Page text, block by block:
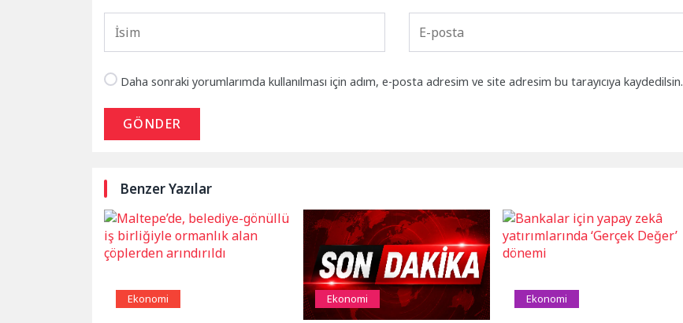
Daha sonraki yorumlarımda kullanılması için adım, e-posta adresim ve site adresim bu tarayıcıya kaydedilsin.
GÖNDER
Benzer Yazılar
Ekonomi Ekonomi Ekonomi